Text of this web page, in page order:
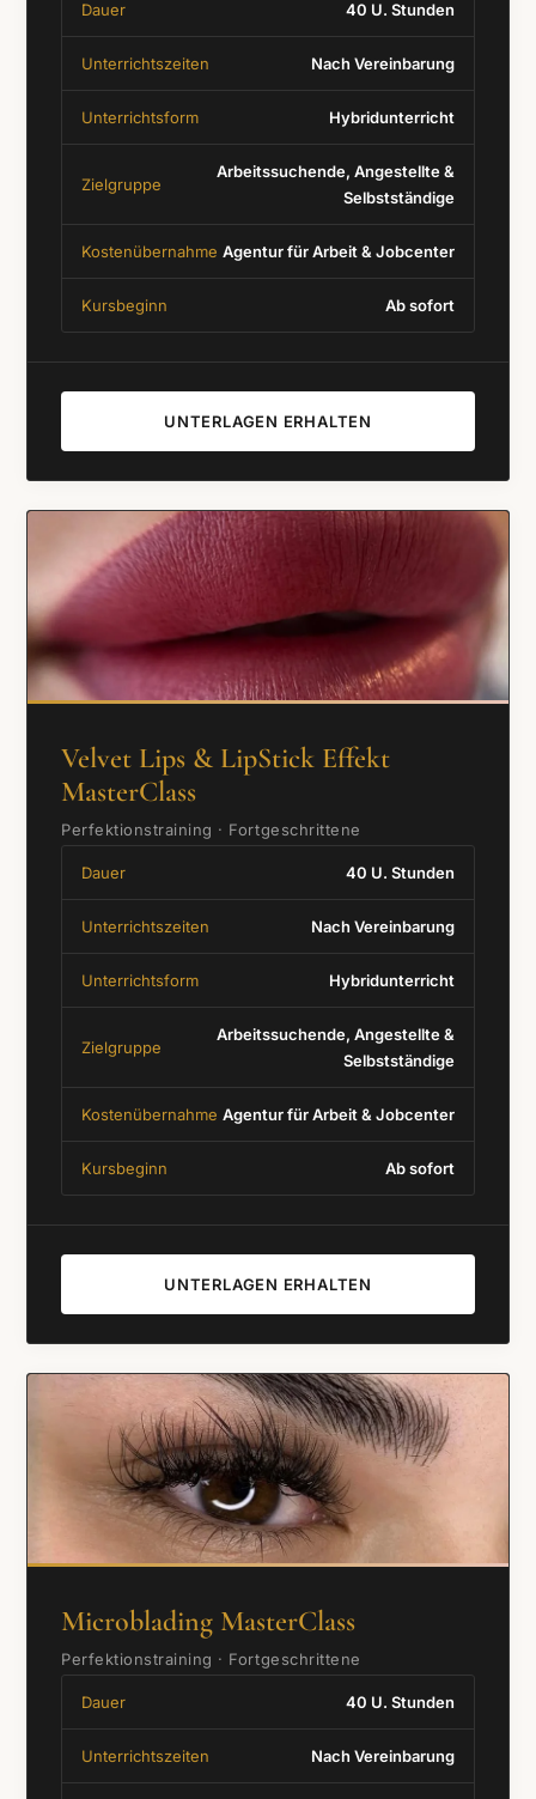
Dauer 40 U. Stunden
Unterrichtszeiten Nach Vereinbarung
Unterrichtsform Hybridunterricht
Zielgruppe
Arbeitssuchende, Angestellte &
Selbstständige
Kostenübernahme Agentur für Arbeit & Jobcenter
Kursbeginn Ab sofort
UNTERLAGEN ERHALTEN
Velvet Lips & LipStick Effekt
MasterClass
Perfektionstraining · Fortgeschrittene
Dauer 40 U. Stunden
Unterrichtszeiten Nach Vereinbarung
Unterrichtsform Hybridunterricht
Zielgruppe
Arbeitssuchende, Angestellte &
Selbstständige
Kostenübernahme Agentur für Arbeit & Jobcenter
Kursbeginn Ab sofort
UNTERLAGEN ERHALTEN
Microblading MasterClass
Perfektionstraining · Fortgeschrittene
Dauer 40 U. Stunden
Unterrichtszeiten Nach Vereinbarung